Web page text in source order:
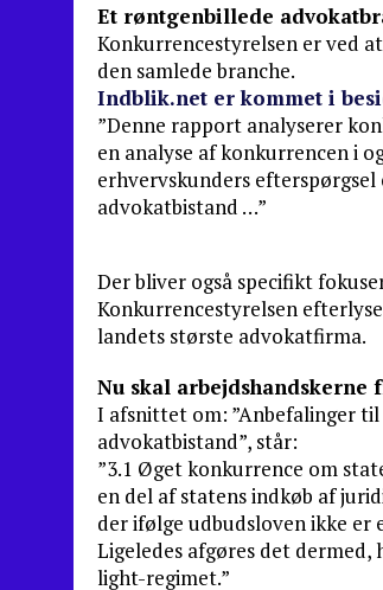
Et røntgenbillede
Konkurrencestyrelsen er ved
den samlede branche.
Indblik.net er kommet i
”Denne rapport analyserer
en analyse af konkurrencen i
erhvervskunders
advokatbistand …”
Der bliver også specifikt
Konkurrencestyrelsen
landets største advokatfirma.
Nu skal arbejdshandskerne
I afsnittet om: ”Anbefalinger
advokatbistand”, står:
”3.1 Øget konkurrence om
en del af statens indkøb af
der ifølge udbudsloven ikke
Ligeledes afgøres det
light-regimet.”